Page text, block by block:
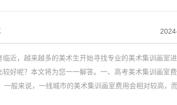
近，越来越多的美术生开始寻找专业的美术集训画室
好呢？本文将为您一一解答。一、高考美术集训画室
般来说，一线城市的美术集训画室费用会相对较高，